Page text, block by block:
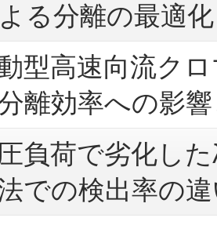
る分離の最適化
型高速向流ク
離効率への影
負荷で劣化し
での検出率の